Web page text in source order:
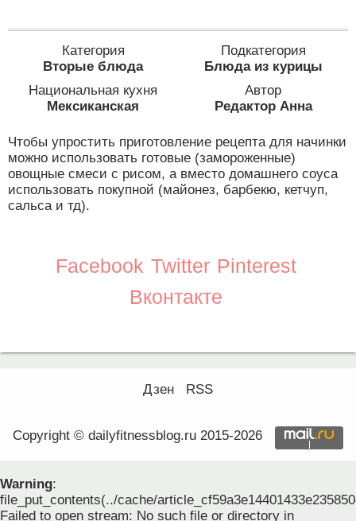
Категория
Вторые блюда
Подкатегория
Блюда из курицы
Национальная кухня
Мексиканская
Автор
Редактор Анна
Чтобы упростить приготовление рецепта для начинки
можно использовать готовые (замороженные)
овощные смеси с рисом, а вместо домашнего соуса
использовать покупной (майонез, барбекю, кетчуп,
сальса и тд).
Facebook Twitter Pinterest
Вконтакте
Дзен RSS
Copyright © dailyfitnessblog.ru 2015-2026
Warning:
file_put_contents(../cache/
Failed to open stream: No such file or directory in